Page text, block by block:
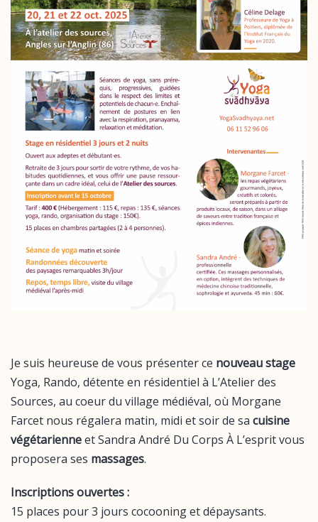
Je suis heureuse de vous présenter ce nouveau stage
Yoga, Rando, détente en résidentiel à L’Atelier des
Sources, au coeur du village médiéval, où Morgane
Farcet nous régalera matin, midi et soir de sa cuisine
végétarienneet Sandra André Du Corps À L’esprit vous
proposera ses massages.
Inscriptions ouvertes :
15 places pour 3 jours cocooning et dépaysants.